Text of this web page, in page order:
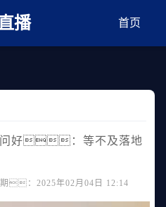
播 首页
问好：等不及落地
：2025年02月04日 12:14